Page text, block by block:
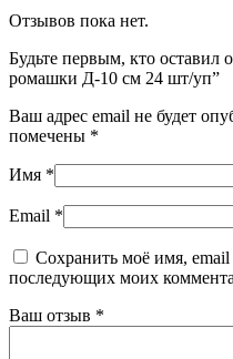
Отзывов пока нет.
Будьте первым, кто оставил
ромашки Д-10 см 24 шт/уп”
Ваш адрес email не будет
помечены *
Имя *
Email *
Сохранить моё имя, email
последующих моих
Ваш отзыв *